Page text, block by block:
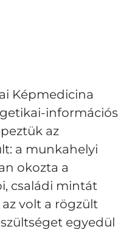
Képmedicina
információs
az
a munkahelyi
okozta a
családi mintát
volt a rögzült
egyedül